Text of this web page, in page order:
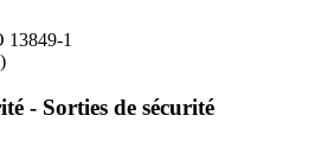
13849-1
- Sorties de sécurité